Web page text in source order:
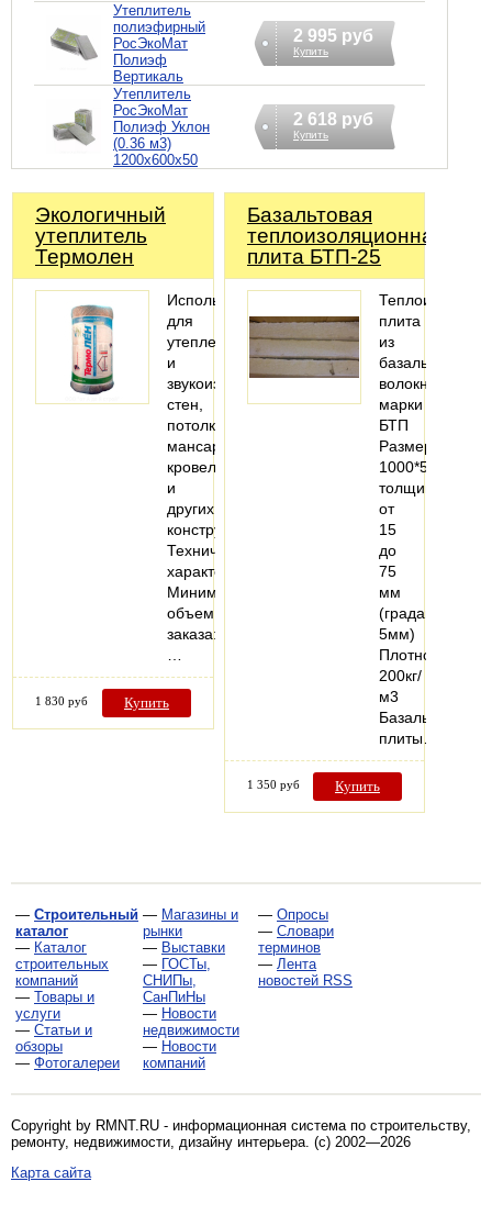
Утеплитель
полиэфирный
РосЭкоМат
Полиэф
Вертикаль
2 995 руб
Купить
Утеплитель
РосЭкоМат
Полиэф Уклон
(0.36 м3)
1200х600х50
2 618 руб
Купить
Экологичный
утеплитель
Термолен
Используется
для
утепления
и
звукоизоляции
стен,
потолков,
мансардных
кровель
и
других
конструкций
Технические
характеристики
Минимальный
объем
заказа:
1 830 руб Купить
Базальтовая
теплоизоляционная
плита БТП-25
плита
из
базальтового
волокна
марки
БТП
Размеры
1000*500мм,
толщина
от
15
до
75
мм
(градация
5мм)
Плотность
200кг/
м3
Базальтовые
плиты…
1 350 руб Купить
— Строительный
каталог
— Каталог
строительных
компаний
— Товары и
услуги
— Статьи и
обзоры
— Фотогалереи
— Магазины и
рынки
— Выставки
— ГОСТы,
СНИПы,
СанПиНы
— Новости
недвижимости
— Новости
компаний
— Опросы
— Словари
терминов
— Лента
новостей RSS
Copyright by RMNT.RU - информационная система по строительству,
ремонту, недвижимости, дизайну интерьера . (c) 2002—2026
Карта сайта